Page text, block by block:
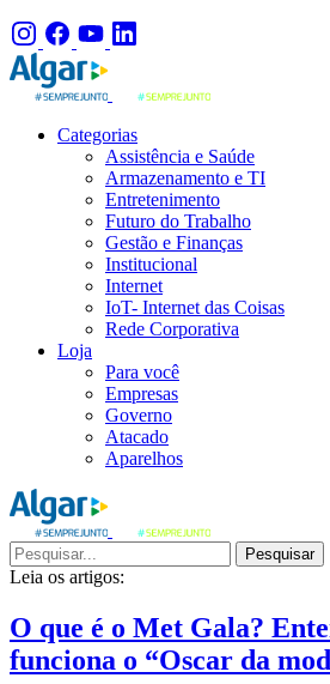
Categorias
Assistência e Saúde
Armazenamento e TI
Entretenimento
Futuro do Trabalho
Gestão e Finanças
Institucional
Internet
IoT- Internet das Coisas
Rede Corporativa
Loja
Para você
Empresas
Governo
Atacado
Aparelhos
Pesquisar
Leia os artigos:
O que é o Met Gala?
funciona o “Oscar da